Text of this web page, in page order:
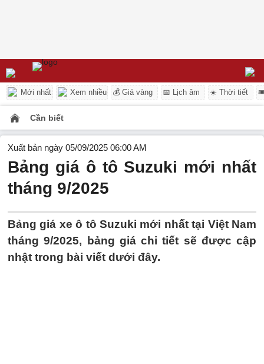
Mới nhất Xem nhiều 💰 Giá vàng 📅 Lịch âm ☀️ Thời tiết
Cần biết
Xuất bản ngày 05/09/2025 06:00 AM
Bảng giá ô tô Suzuki mới nhất
tháng 9/2025
Bảng giá xe ô tô Suzuki mới nhất tại Việt Nam
tháng 9/2025, bảng giá chi tiết sẽ được cập
nhật trong bài viết dưới đây.